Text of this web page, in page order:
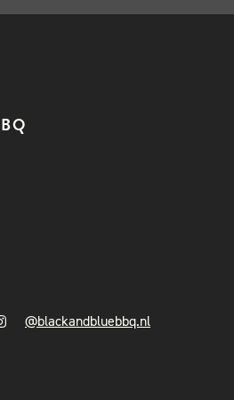
@blackandbluebbq.nl